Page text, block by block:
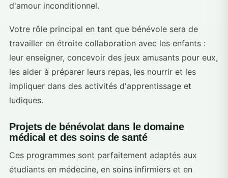
d'amour inconditionnel.
Votre rôle principal en tant que bénévole sera de
travailler en étroite collaboration avec les enfants :
leur enseigner, concevoir des jeux amusants pour eux,
les aider à préparer leurs repas, les nourrir et les
impliquer dans des activités d'apprentissage et
ludiques.
Projets de bénévolat dans le domaine
médical et des soins de santé
Ces programmes sont parfaitement adaptés aux
étudiants en médecine, en soins infirmiers et en